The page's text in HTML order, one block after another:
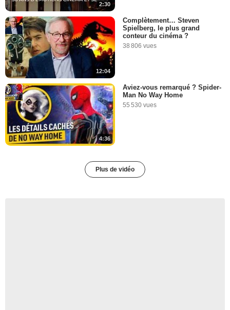
2:30
12:04
Complètement… Steven
Spielberg, le plus grand
conteur du cinéma ?
38 806 vues
4:36
Aviez-vous remarqué ? Spider-
Man No Way Home
55 530 vues
Plus de vidéo